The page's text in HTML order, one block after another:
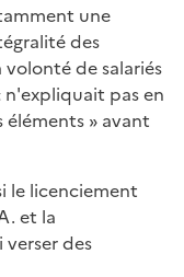
une
des
de salariés
n'expliquait pas en
» avant
le licenciement
et la
des